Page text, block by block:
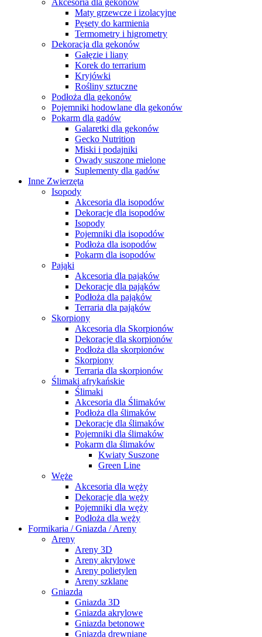
Akcesoria dla gekonów
Maty grzewcze i izolacyjne
Pęsety do karmienia
Termometry i higrometry
Dekoracja dla gekonów
Gałęzie i liany
Korek do terrarium
Kryjówki
Rośliny sztuczne
Podłoża dla gekonów
Pojemniki hodowlane dla gekonów
Pokarm dla gadów
Galaretki dla gekonów
Gecko Nutrition
Miski i podajniki
Owady suszone mielone
Suplementy dla gadów
Inne Zwierzęta
Isopody
Akcesoria dla isopodów
Dekoracje dla isopodów
Isopody
Pojemniki dla isopodów
Podłoża dla isopodów
Pokarm dla isopodów
Pająki
Akcesoria dla pająków
Dekoracje dla pająków
Podłoża dla pająków
Terraria dla pająków
Skorpiony
Akcesoria dla Skorpionów
Dekoracje dla skorpionów
Podłoża dla skorpionów
Skorpiony
Terraria dla skorpionów
Ślimaki afrykańskie
Ślimaki
Akcesoria dla Ślimaków
Podłoża dla ślimaków
Dekoracje dla ślimaków
Pojemniki dla ślimaków
Pokarm dla ślimaków
Kwiaty Suszone
Green Line
Węże
Akcesoria dla węży
Dekoracje dla węży
Pojemniki dla węży
Podłoża dla węży
Formikaria / Gniazda / Areny
Areny
Areny 3D
Areny akrylowe
Areny polietylen
Areny szklane
Gniazda
Gniazda 3D
Gniazda akrylowe
Gniazda betonowe
Gniazda drewniane